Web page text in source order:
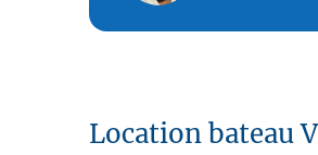
Location bateau